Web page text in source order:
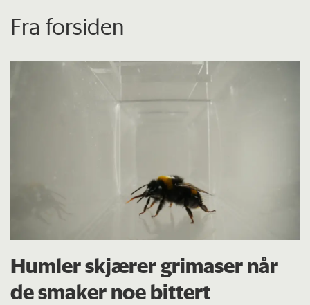
Fra forsiden
Humler skjærer grimaser når
de smaker noe bittert